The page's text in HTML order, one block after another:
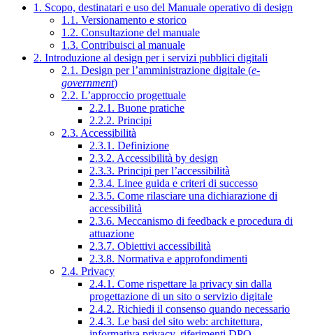
1. Scopo, destinatari e uso del Manuale operativo di design
1.1. Versionamento e storico
1.2. Consultazione del manuale
1.3. Contribuisci al manuale
2. Introduzione al design per i servizi pubblici digitali
2.1. Design per l’amministrazione digitale (e-
government)
2.2. L’approccio progettuale
2.2.1. Buone pratiche
2.2.2. Principi
2.3. Accessibilità
2.3.1. Definizione
2.3.2. Accessibilità by design
2.3.3. Principi per l’accessibilità
2.3.4. Linee guida e criteri di successo
2.3.5. Come rilasciare una dichiarazione di
accessibilità
2.3.6. Meccanismo di feedback e procedura di
attuazione
2.3.7. Obiettivi accessibilità
2.3.8. Normativa e approfondimenti
2.4. Privacy
2.4.1. Come rispettare la privacy sin dalla
progettazione di un sito o servizio digitale
2.4.2. Richiedi il consenso quando necessario
2.4.3. Le basi del sito web: architettura,